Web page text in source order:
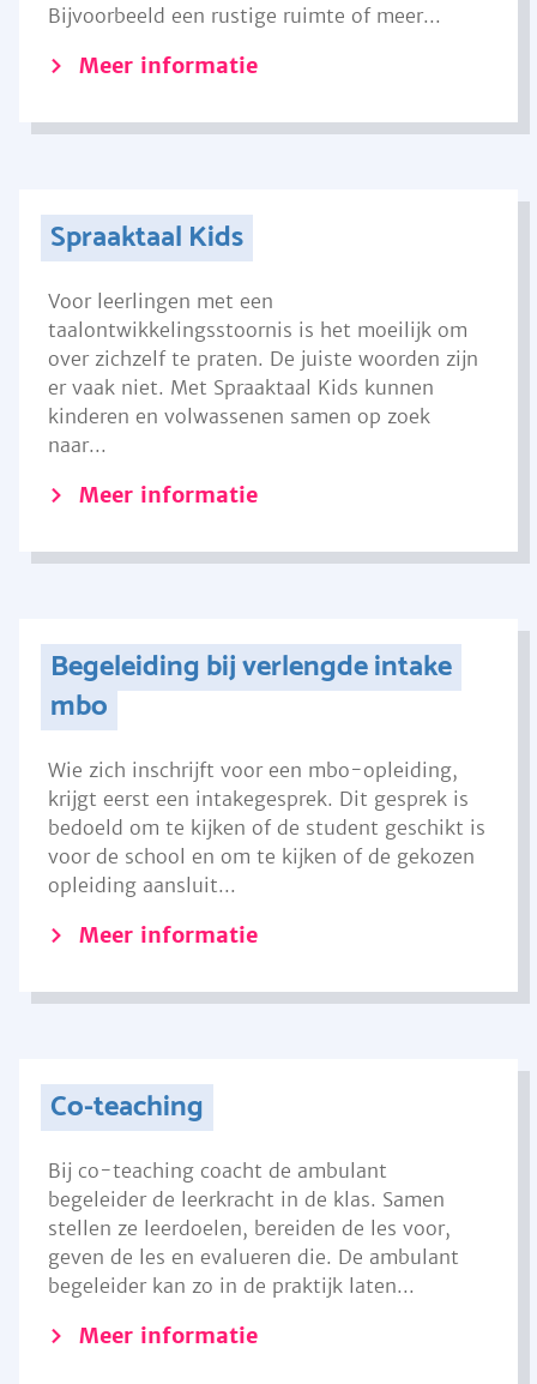
Bijvoorbeeld een rustige ruimte of meer...
Meer informatie
Spraaktaal Kids
Voor leerlingen met een
taalontwikkelingsstoornis is het moeilijk om
over zichzelf te praten. De juiste woorden zijn
er vaak niet. Met Spraaktaal Kids kunnen
kinderen en volwassenen samen op zoek
naar...
Meer informatie
Begeleiding bij verlengde intake
mbo
Wie zich inschrijft voor een mbo-opleiding,
krijgt eerst een intakegesprek. Dit gesprek is
bedoeld om te kijken of de student geschikt is
voor de school en om te kijken of de gekozen
opleiding aansluit...
Meer informatie
Co-teaching
Bij co-teaching coacht de ambulant
begeleider de leerkracht in de klas. Samen
stellen ze leerdoelen, bereiden de les voor,
geven de les en evalueren die. De ambulant
begeleider kan zo in de praktijk laten...
Meer informatie